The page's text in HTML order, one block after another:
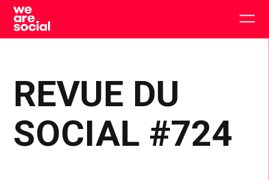
Skip
content
REVUE DU
SOCIAL #724